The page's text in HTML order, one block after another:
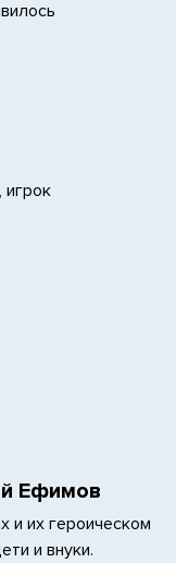
Ефимов
и их героическом
и внуки.